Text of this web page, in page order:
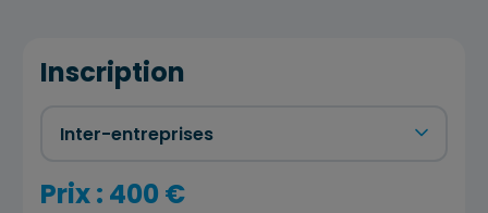
Inscription
Prix : 400 €